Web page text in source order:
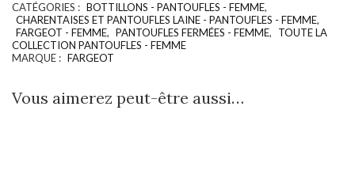
CATÉGORIES : BOTTILLONS - PANTOUFLES - FEMME,
CHARENTAISES ET PANTOUFLES LAINE - PANTOUFLES - FEMME,
FARGEOT - FEMME, PANTOUFLES FERMÉES - FEMME,
TOUTE LA
COLLECTION PANTOUFLES - FEMME
MARQUE : FARGEOT
Vous aimerez peut-être aussi…